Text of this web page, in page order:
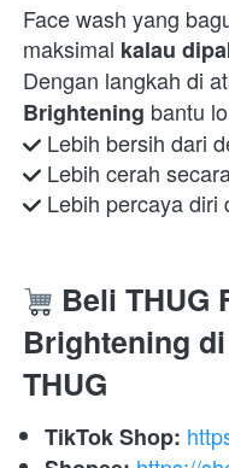
Face wash yang
maksimal kalau
Dengan langkah di
Brightening
Lebih percaya diri
Beli THUG
Brightening
THUG
TikTok Shop: